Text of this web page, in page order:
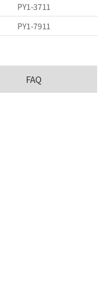
PY1-3711
PY1-7911
FAQ